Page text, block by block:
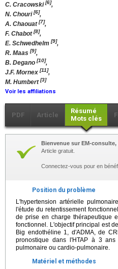
C. Cracowski[6],
N. Chouri[6],
A. Chaouat[7],
F. Chabot[8],
E. Schwedhelm [9],
R. Maas [9],
B. Degano [10],
J.F. Mornex [11],
M. Humbert[3]
Voir les affiliations
PDF Article
Résumé
Mots clés
Bienvenue sur EM-
Article gratuit.
Connectez-vous pour en
Position du problème
L'hypertension artérielle
l'étude du retentissement
de prise en charge thérapeutique
fonctionnel. L'objectif principal est
Big endothéline 1, d'ADMA, de
pronostique dans l'HTAP à 3
pulmonaire ou cardio-pulmonaire.
Matériel et méthodes